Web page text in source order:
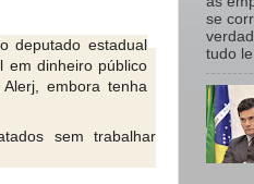
deputado estadual
em dinheiro público
embora tenha
sem trabalhar
se
tudo